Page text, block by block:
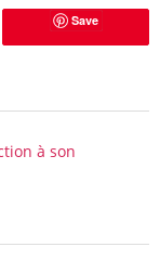
Save
à son